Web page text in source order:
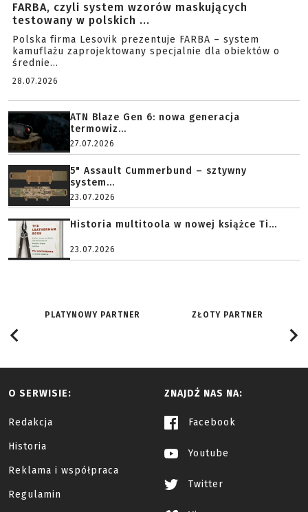
FARBA, czyli system wzorów maskujących
testowany w polskich ...
Polska firma Lesovik prezentuje FARBA – system
kamuflażu zaprojektowany specjalnie dla obiektów o
średnie...
28.07.2026
ATN Blaze Gen 6: nowa generacja
termowiz...
27.07.2026
5" Assault Cummerbund – sztywny
system...
23.07.2026
Historia multitoola w nowej książce Ti...
23.07.2026
PLATYNOWY PARTNER ZŁOTY PARTNER
O SERWISIE:
Redakcja
Historia
Reklama i współpraca
ZNAJDŹ NAS NA:
Facebook
Youtube
Twitter